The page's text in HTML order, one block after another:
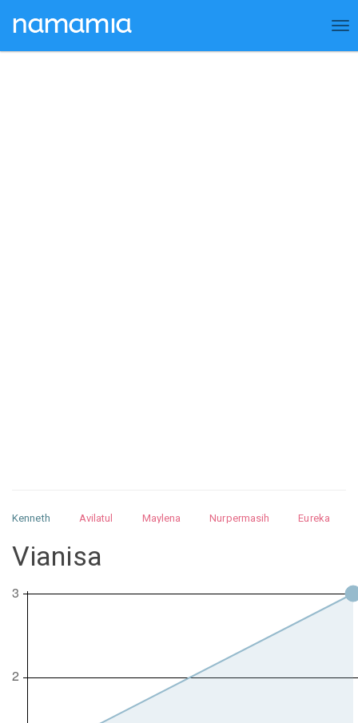
Kenneth Avilatul Maylena Nurpermasih
Eureka
Nurhilman
Pathin
Vianisa